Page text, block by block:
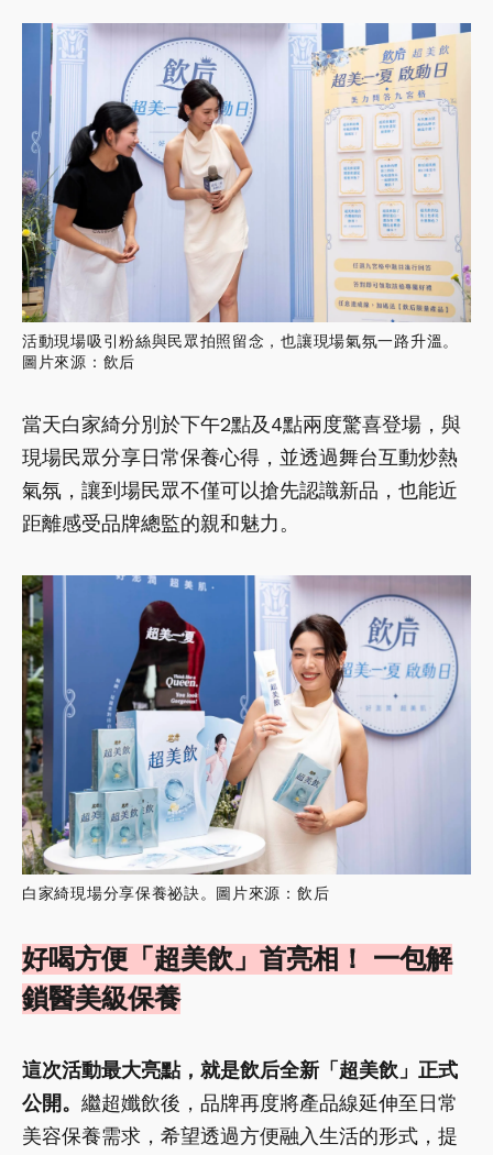
活動現場吸引粉絲與民眾拍照留念，也讓現場氣氛一路升溫。
圖片來源：飲后
當天白家綺分別於下午2點及4點兩度驚喜登場，與
現場民眾分享日常保養心得，並透過舞台互動炒熱
氣氛，讓到場民眾不僅可以搶先認識新品，也能近
距離感受品牌總監的親和魅力。
白家綺現場分享保養祕訣。圖片來源：飲后
好喝方便「超美飲」首亮相！ 一包解
鎖醫美級保養
這次活動最大亮點，就是飲后全新「超美飲」正式
公開。 繼超孅飲後，品牌再度將產品線延伸至日常
美容保養需求，希望透過方便融入生活的形式，提